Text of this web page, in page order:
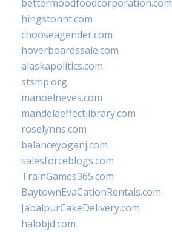
bettermoodfoodcorporation.com
hingstonnt.com
chooseagender.com
hoverboardssale.com
alaskapolitics.com
stsmp.org
manoelneves.com
mandelaeffectlibrary.com
roselynns.com
balanceyoganj.com
salesforceblogs.com
TrainGames365.com
BaytownEvaCationRentals.com
JabalpurCakeDelivery.com
halobjd.com